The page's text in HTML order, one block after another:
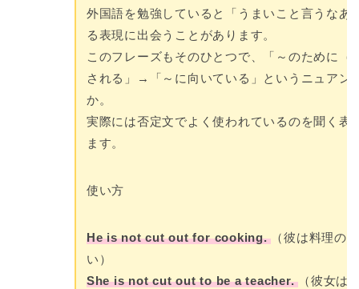
外国語を勉強していると「うまいこと言うなあ
る表現に出会うことがあります。
このフレーズもそのひとつで、「～のために（
される」→「～に向いている」というニュアン
か。
実際には否定文でよく使われているのを聞く表
ます。
使い方
He is not cut out for cooking. （彼は料理の
い）
She is not cut out to be a teacher. （彼女は